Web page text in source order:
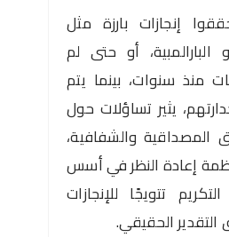
إنجازات بارزة مثل
البارالمبية، أو حتى لم
منذ سنوات، بينما يتم
يثير تساؤلات حول
المصداقية والشفافية،
إعادة النظر في أسس
تتويجًا للإنجازات
التقدير الحقيقي.